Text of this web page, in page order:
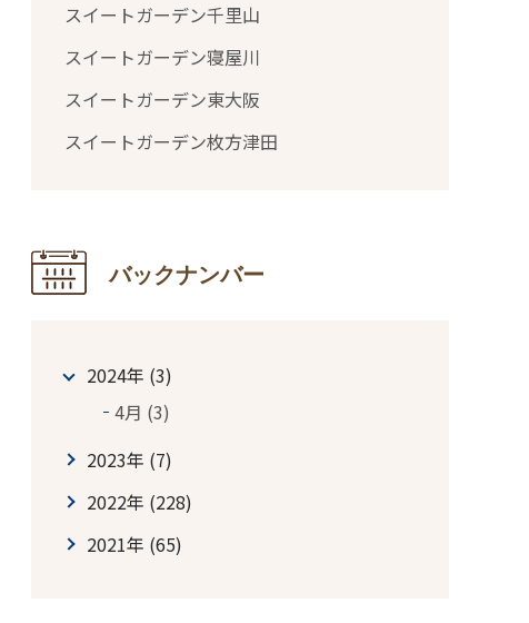
スイートガーデン千里山
スイートガーデン寝屋川
スイートガーデン東大阪
スイートガーデン枚方津田
バックナンバー
2024年 (3)
4月 (3)
2023年 (7)
2022年 (228)
2021年 (65)